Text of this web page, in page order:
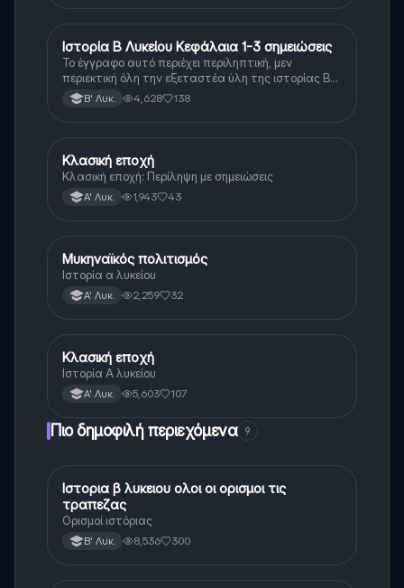
Ιστορία
Ιστορία Β Λυκείου Κεφάλαια 1-3 σημειώσεις
Το έγγραφο αυτό περιέχει περιληπτική, μεν
περιεκτική όλη την εξεταστέα ύλη της ιστορίας Β
λυκείου για τα πρώτα 3 Κεφάλαια, δηλαδή την
μισή ύλη. Το έγγραφο έχει γραφτεί με προσοχή και
Β' Λυκ. 4,628 138
Ιστορία
Κλασική εποχή
Κλασική εποχή: Περίληψη με σημειώσεις
Α' Λυκ. 1,943 43
Ιστορία
Μυκηναϊκός πολιτισμός
Ιστορία α λυκείου
Α' Λυκ. 2,259 32
Ιστορία
Κλασική εποχή
Ιστορία Α λυκείου
Α' Λυκ. 5,603 107
Πιο δημοφιλή περιεχόμενα 9
Ιστορία
Ιστορια β λυκειου ολοι οι ορισμοι τις
τραπεζας
Ορισμοί ιστόριας
Β' Λυκ. 8,536 300